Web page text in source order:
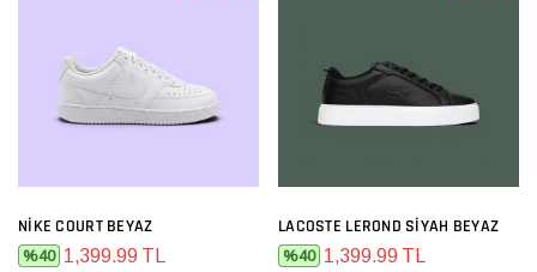
NIKE COURT BEYAZ
%40 1,399.99 TL
LACOSTE LEROND SIYAH BEYAZ
%40 1,399.99 TL